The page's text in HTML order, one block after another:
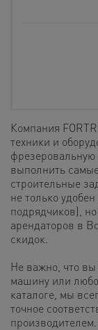
Компания
техники и
выполнить
строительные
не только
подрядчиков),
арендаторов в
скидок.
Не важно, что
машину или
каталоге, мы
точное
производителем.